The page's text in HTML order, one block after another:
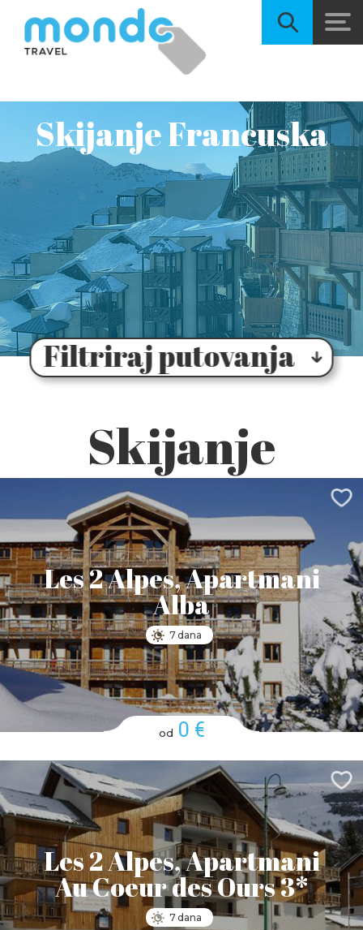
Skijanje Francuska
Filtriraj putovanja
Skijanje
Les 2 Alpes, Apartmani
Alba
7 dana
od 0 €
Les 2 Alpes, Apartmani
Au Coeur des Ours 3*
7 dana